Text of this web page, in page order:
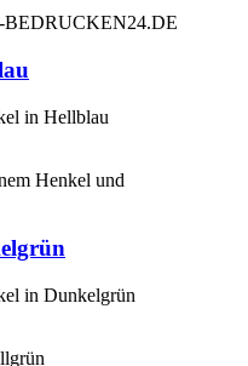
in Hellblau
in Dunkelgrün